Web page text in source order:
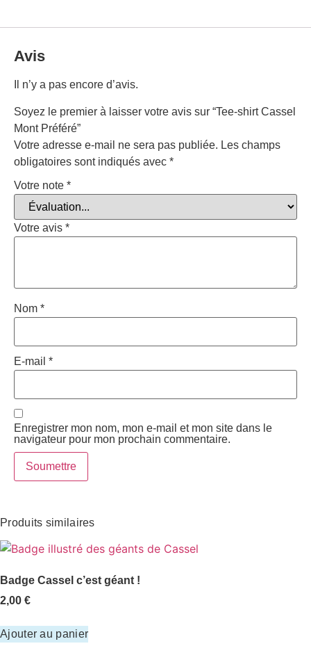
Avis
Il n’y a pas encore d’avis.
Soyez le premier à laisser votre avis sur “Tee-shirt Cassel
Mont Préféré”
Votre adresse e-mail ne sera pas publiée. Les champs
obligatoires sont indiqués avec *
Votre note *
Votre avis *
Nom *
E-mail *
Enregistrer mon nom, mon e-mail et mon site dans le
navigateur pour mon prochain commentaire.
Produits similaires
Badge Cassel c’est géant !
2,00 €
Ajouter au panier